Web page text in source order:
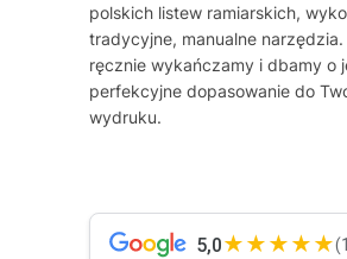
polskich listew ramiarskich,
tradycyjne, manualne
ręcznie wykańczamy i dbamy o
perfekcyjne dopasowanie do
wydruku.
5,0★★★★★